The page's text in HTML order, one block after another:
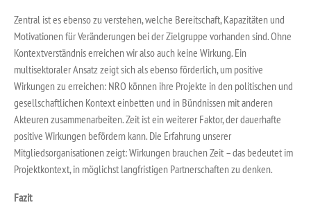
Zentral ist es ebenso zu verstehen, welche Bereitschaft, Kapazitäten und
Motivationen für Veränderungen bei der Zielgruppe vorhanden sind. Ohne
Kontextverständnis erreichen wir also auch keine Wirkung. Ein
multisektoraler Ansatz zeigt sich als ebenso förderlich, um positive
Wirkungen zu erreichen: NRO können ihre Projekte in den politischen und
gesellschaftlichen Kontext einbetten und in Bündnissen mit anderen
Akteuren zusammenarbeiten. Zeit ist ein weiterer Faktor, der dauerhafte
positive Wirkungen befördern kann. Die Erfahrung unserer
Mitgliedsorganisationen zeigt: Wirkungen brauchen Zeit – das bedeutet im
Projektkontext, in möglichst langfristigen Partnerschaften zu denken.
Fazit